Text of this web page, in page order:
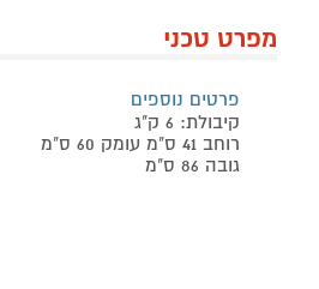
מפרט טכני
פרטים נוספים
קיבולת: 6 ק"ג
רוחב 41 ס"מ עומק 60 ס"מ
גובה 86 ס"מ